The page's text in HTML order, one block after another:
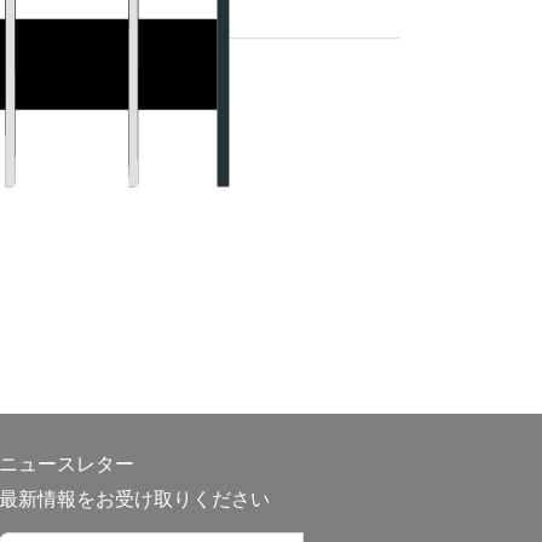
ニュースレター
最新情報をお受け取りください